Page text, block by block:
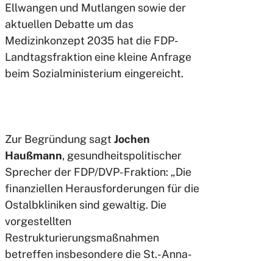
Ellwangen und Mutlangen sowie der
aktuellen Debatte um das
Medizinkonzept 2035 hat die FDP-
Landtagsfraktion eine kleine Anfrage
beim Sozialministerium eingereicht.
Zur Begründung sagt Jochen
Haußmann, gesundheitspolitischer
Sprecher der FDP/DVP-Fraktion: „Die
finanziellen Herausforderungen für die
Ostalbkliniken sind gewaltig. Die
vorgestellten
Restrukturierungsmaßnahmen
betreffen insbesondere die St.-Anna-